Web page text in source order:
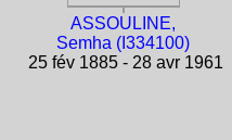
ASSOULINE,
Semha (I334100)
25 fév 1885 - 28 avr 1961